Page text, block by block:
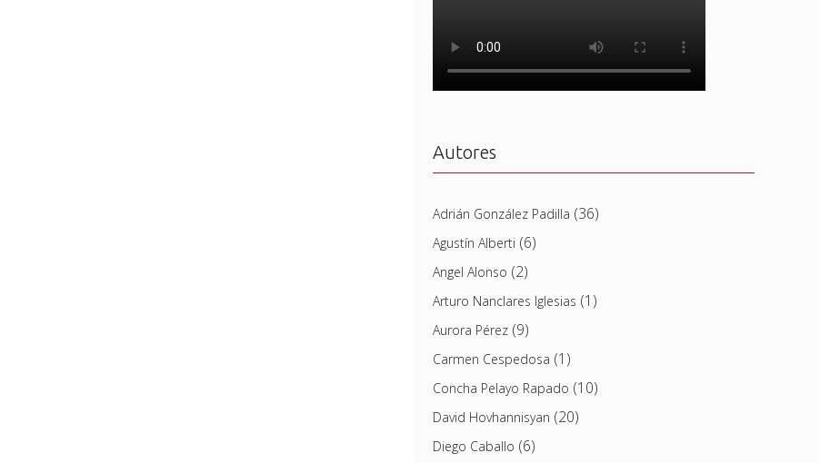
Autores
Adrián González Padilla (36)
Agustín Alberti (6)
Angel Alonso (2)
Arturo Nanclares Iglesias (1)
Aurora Pérez(9)
Carmen Cespedosa (1)
Concha Pelayo Rapado (10)
David Hovhannisyan (20)
Diego Caballo (6)